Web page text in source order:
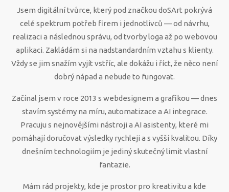
Jsem digitální tvůrce, který pod značkou doSArt pokrývá
celé spektrum potřeb firem i jednotlivců — od návrhu,
realizaci a následnou správu, od tvorby loga až po webovou
aplikaci. Zakládám si na nadstandardním vztahu s klienty.
Vždy se jim snažím vyjít vstříc, ale dokážu i říct, že něco není
dobrý nápad a nebude to fungovat.
Začínal jsem v roce 2013 s webdesignem a grafikou — dnes
stavím systémy na míru, automatizace a AI integrace.
Pracuju s nejnovějšími nástroji a AI asistenty, které mi
pomáhají doručovat výsledky rychleji a s vyšší kvalitou. Díky
dnešním technologiím je jediný skutečný limit vlastní
fantazie.
Mám rád projekty, kde je prostor pro kreativitu a kde